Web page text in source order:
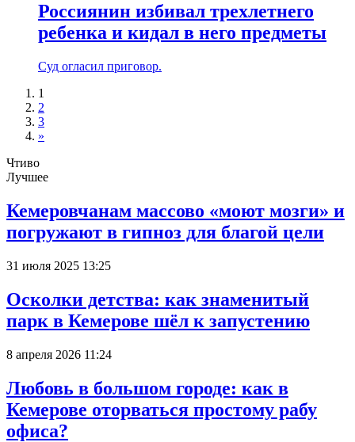
Россиянин избивал трехлетнего
ребенка и кидал в него предметы
Суд огласил приговор.
1
2
3
»
Чтиво
Лучшее
Кемеровчанам массово «моют мозги» и
погружают в гипноз для благой цели
31 июля 2025 13:25
Осколки детства: как знаменитый
парк в Кемерове шёл к запустению
8 апреля 2026 11:24
Любовь в большом городе: как в
Кемерове оторваться простому рабу
офиса?